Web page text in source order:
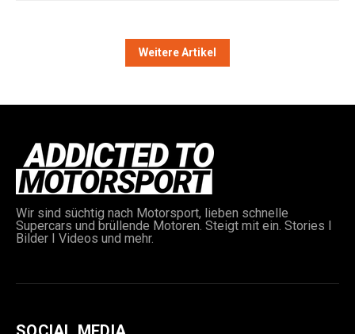
Weitere Artikel
Wir sind süchtig nach Motorsport, lieben schnelle
Supercars und brüllende Motoren. Steigt mit ein. Stories I
Bilder I Videos und mehr.